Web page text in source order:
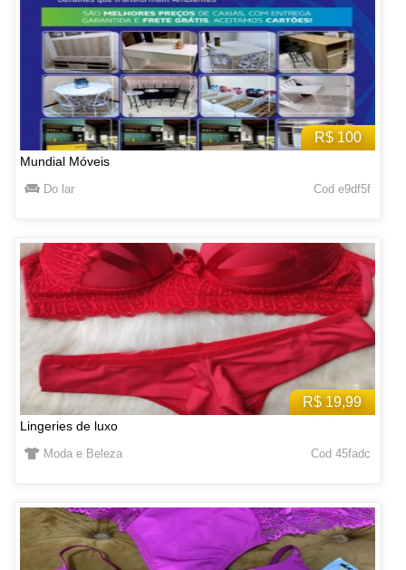
R$ 100
Mundial Móveis
Do lar Cod e9df5f
R$ 19,99
Lingeries de luxo
Moda e Beleza Cod 45fadc